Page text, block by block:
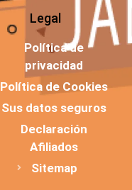
Legal
Política de
privacidad
Política de Cookies
Sus datos seguros
Declaración
Afiliados
Sitemap